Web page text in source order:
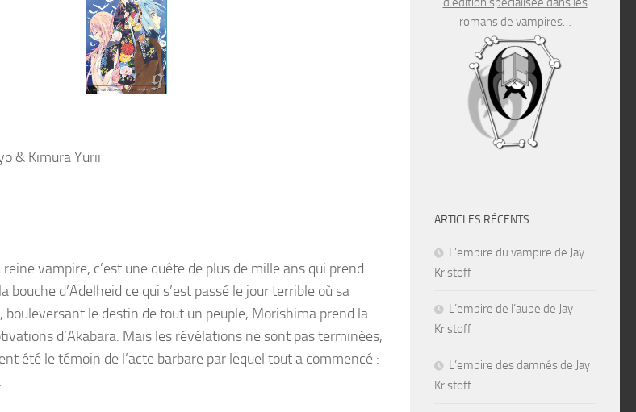
& Kimura Yurii
vampire, c’est une quête de plus de mille ans qui prend
d’Adelheid ce qui s’est passé le jour terrible où sa
bouleversant le destin de tout un peuple, Morishima prend la
d’Akabara. Mais les révélations ne sont pas terminées,
été le témoin de l’acte barbare par lequel tout a commencé :
romans de vampires…
ARTICLES RÉCENTS
L’empire du vampire de Jay
Kristoff
L’empire de l’aube de Jay
Kristoff
L’empire des damnés de Jay
Kristoff